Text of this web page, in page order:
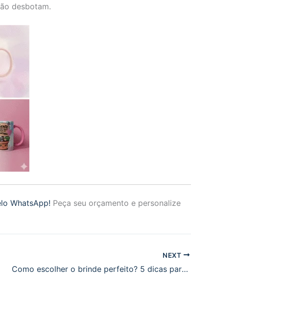
desbotam.
WhatsApp! Peça seu orçamento e personalize
NEXT
Como escolher o brinde perfeito? 5 dicas para não errar no seu evento.